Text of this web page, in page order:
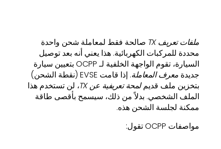
ملفات تعريف TX
صالحة فقط لمعاملة شحن واحدة
محددة للمركبات الكهربائية. هذا يعني أنه بعد توصيل
السيارة، تقوم الواجهة الخلفية لـ OCPP بتعيين سيارة
جديدة معرف المعاملة
. إذا قامت EVSE (نقطة الشحن)
بتخزين ملف قديملمحة تعريفية عن TX
، لن تستخدم هذا
الملف الشخصي. بدلاً من ذلك، سيسمح بأقصى طاقة
ممكنة لجلسة الشحن هذه.
مواصفات OCPP تقول: